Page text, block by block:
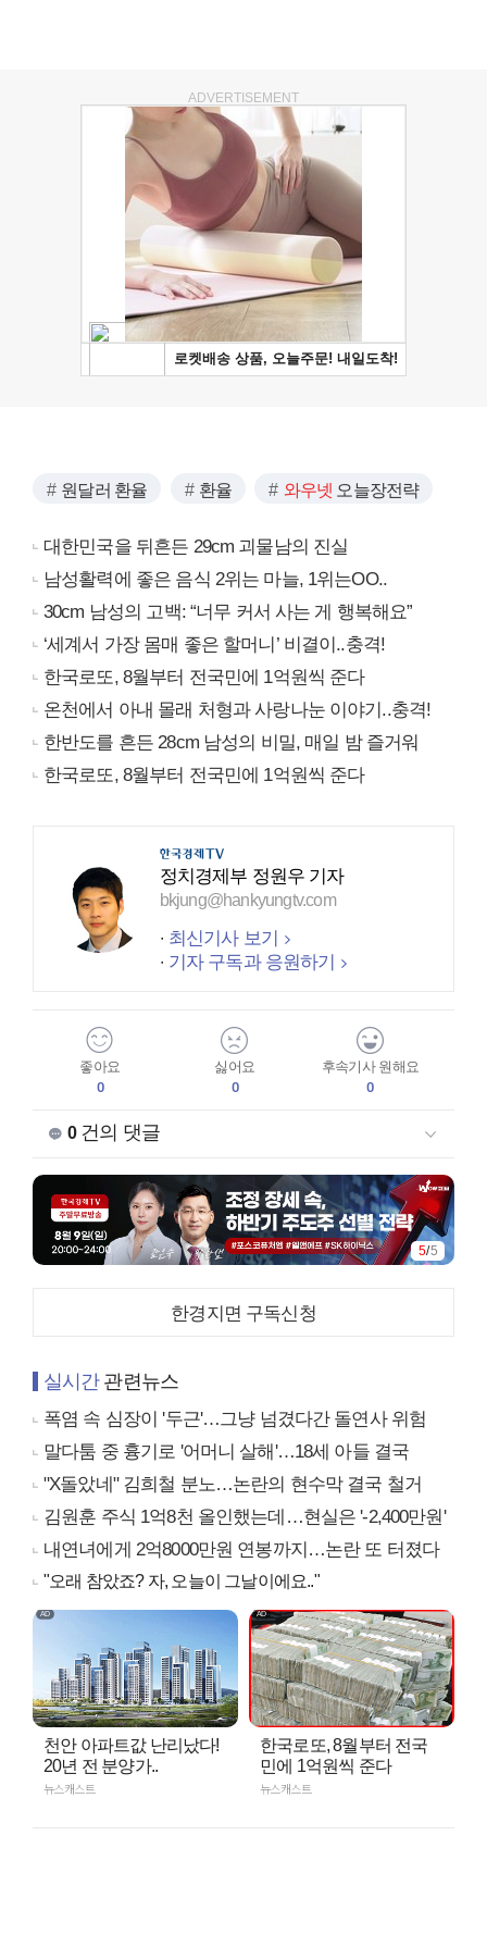
ADVERTISEMENT
원달러 환율 환율 와우넷 오늘장전략
대한민국을 뒤흔든 29cm 괴물남의 진실
남성활력에 좋은 음식 2위는 마늘, 1위는OO..
30cm 남성의 고백: “너무 커서 사는 게 행복해요”
‘세계서 가장 몸매 좋은 할머니’ 비결이..충격!
한국로또, 8월부터 전국민에 1억원씩 준다
온천에서 아내 몰래 처형과 사랑나눈 이야기..충격!
한반도를 흔든 28cm 남성의 비밀, 매일 밤 즐거워
한국로또, 8월부터 전국민에 1억원씩 준다
정치경제부 정원우 기자
bkjung@hankyungtv.com
최신기사 보기
기자 구독과 응원하기
좋아요
0
싫어요
0
후속기사 원해요
0
0건의 댓글
5/5
한경지면 구독신청
실시간관련뉴스
폭염 속 심장이 '두근'…그냥 넘겼다간 돌연사 위험
말다툼 중 흉기로 '어머니 살해'…18세 아들 결국
"X돌았네" 김희철 분노…논란의 현수막 결국 철거
김원훈 주식 1억8천 올인했는데…현실은 '-2,400만원'
내연녀에게 2억8000만원 연봉까지…논란 또 터졌다
"오래 참았죠? 자, 오늘이 그날이에요.."
천안 아파트값 난리났다!
20년 전 분양가..
뉴스캐스트
한국로또, 8월부터 전국
민에 1억원씩 준다
뉴스캐스트